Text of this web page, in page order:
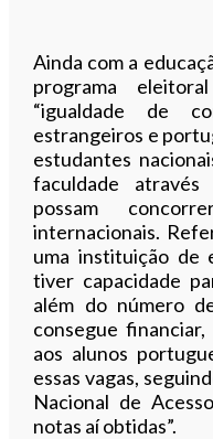
Ainda com a
programa
“igualdade de
estrangeiros e
estudantes
faculdade
possam
internacionais.
uma instituição de
tiver capacidade
além do número
consegue
aos alunos
essas vagas,
Nacional de
notas aí obtidas”.